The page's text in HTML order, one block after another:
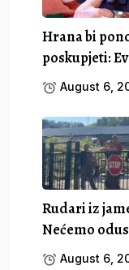
Hrana bi
poskupjeti:
August 6,
Rudari iz
Nećemo
August 6,